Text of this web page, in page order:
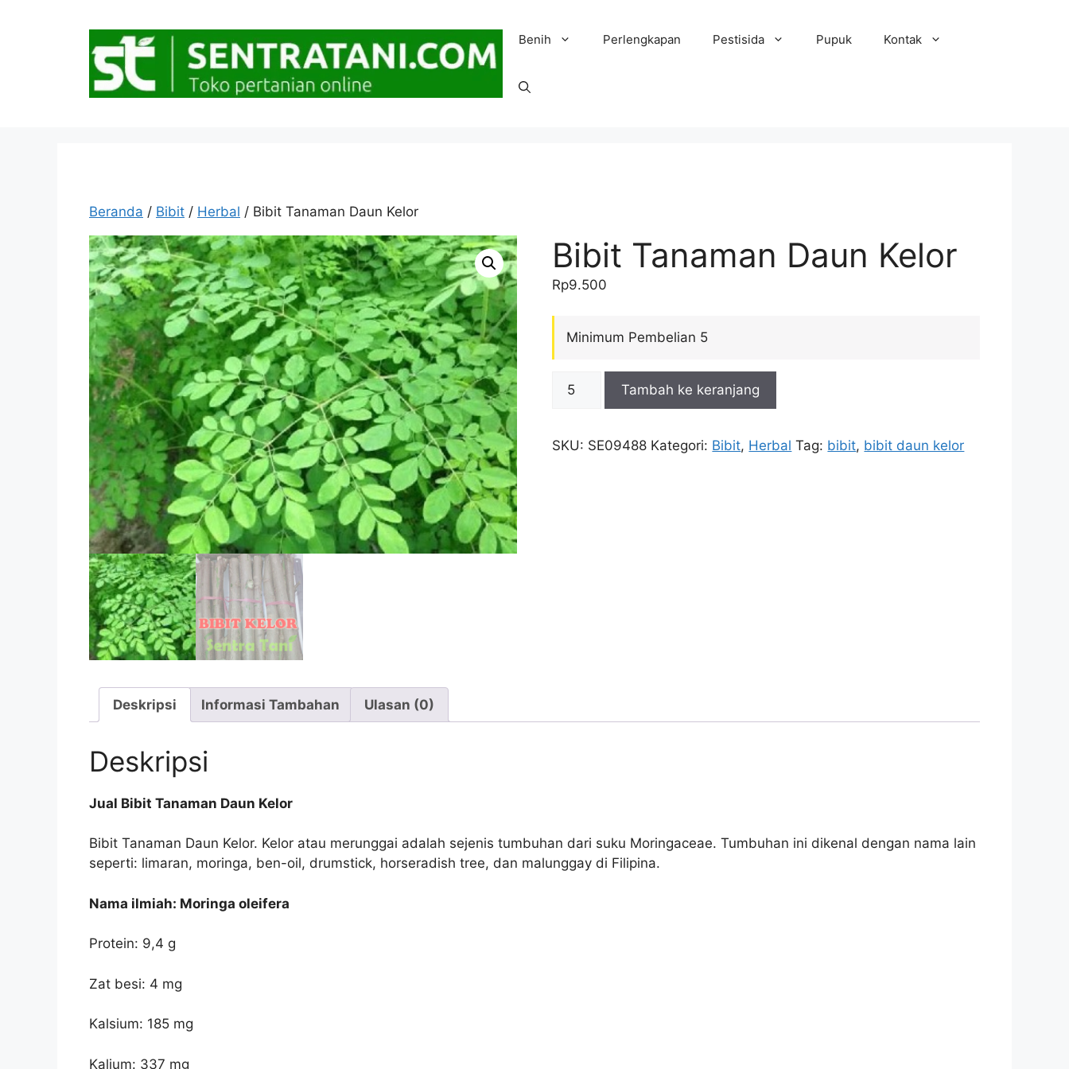
Benih Perlengkapan Pestisida Pupuk Kontak
Beranda / Bibit / Herbal / Bibit Tanaman Daun Kelor
Bibit Tanaman Daun Kelor
Rp9.500
Minimum Pembelian 5
Bibit
Daun
Tambah ke keranjang
SKU: SE09488 Kategori: Bibit, Herbal Tag: bibit, bibit daun kelor
Deskripsi Informasi Tambahan Ulasan (0)
Deskripsi
Jual Bibit Tanaman Daun Kelor
Bibit Tanaman Daun Kelor. Kelor atau merunggai adalah sejenis tumbuhan dari suku Moringaceae. Tumbuhan ini dikenal dengan nama lain
seperti: limaran, moringa, ben-oil, drumstick, horseradish tree, dan malunggay di Filipina.
Nama ilmiah: Moringa oleifera
Protein: 9,4 g
Zat besi: 4 mg
Kalsium: 185 mg
Kalium: 337 mg